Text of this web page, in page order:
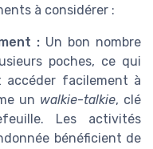
à considérer :
: Un bon nombre
poches, ce qui
accéder facilement à
un walkie-talkie, clé
Les activités
bénéficient de